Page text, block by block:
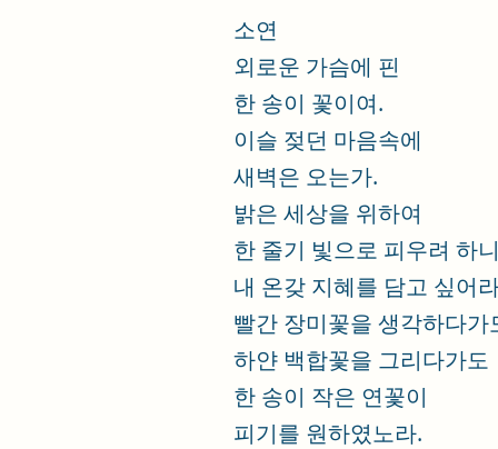
소연
외로운 가슴에 핀
한 송이 꽃이여.
이슬 젖던 마음속에
새벽은 오는가.
밝은 세상을 위하여
한 줄기 빛으로 피우려 하니
내 온갖 지혜를 담고 싶어
빨간 장미꽃을 생각하다가
하얀 백합꽃을 그리다가도
한 송이 작은 연꽃이
피기를 원하였노라.